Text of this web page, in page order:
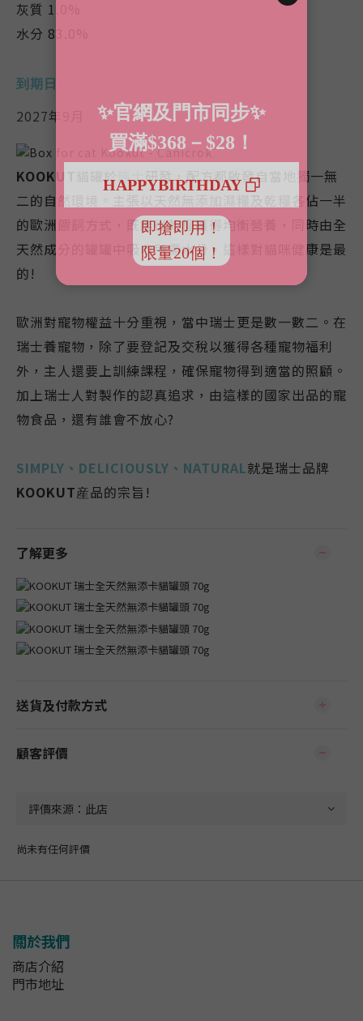
灰質 1.0%
水分 83.0%
到期日
2027年9月
KOOKUT 貓罐於 瑞士研發，配方都啟發自當地獨一無
二的自然環境。主張以天然無添加濕糧及乾糧各佔一半
的歐洲餵飼方式，既能從乾糧獲得均衡營養，同時由全
天然成分的罐罐中吸收所需水分，這樣對貓咪健康是最
的!
歐洲對寵物權益十分重視，當中瑞士更是數一數二。在
瑞士養寵物，除了要登記及交稅以獲得各種寵物福利
外，主人還要上訓練課程，確保寵物得到適當的照顧。
加上瑞士人對製作的認真追求，由這樣的國家出品的寵
物食品，還有誰會不放心?
SIMPLY、DELICIOUSLY、NATURAL就是瑞士品牌
KOOKUT産品的宗旨!
了解更多
送貨及付款方式
顧客評價
尚未有任何評價
關於我們
商店介紹
門市地址